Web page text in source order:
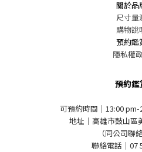
關於品
尺寸量
購物說
預約鑑
隱私權
預約鑑
可預約時間｜13:00
地址｜高雄市鼓山區
（同公司聯
聯絡電話｜07